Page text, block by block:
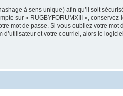
à sens unique) afin qu’il soit
sur « RUGBYFORUMXIII »,
mot de passe. Si vous oubliez votre
d’utilisateur et votre courriel, alors le